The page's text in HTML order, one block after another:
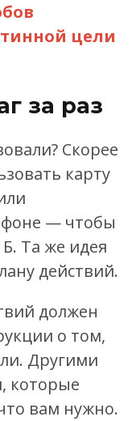
цели
за раз
Скорее
карту
— чтобы
Та же идея
действий.
должен
о том,
Другими
которые
вам нужно.